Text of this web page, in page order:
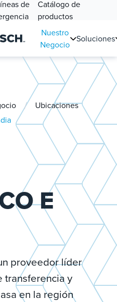
de
Catálogo de
productos
Nuestro
Negocio
Soluciones
/ Ubicaciones
E
proveedor líder
transferencia y
en la región